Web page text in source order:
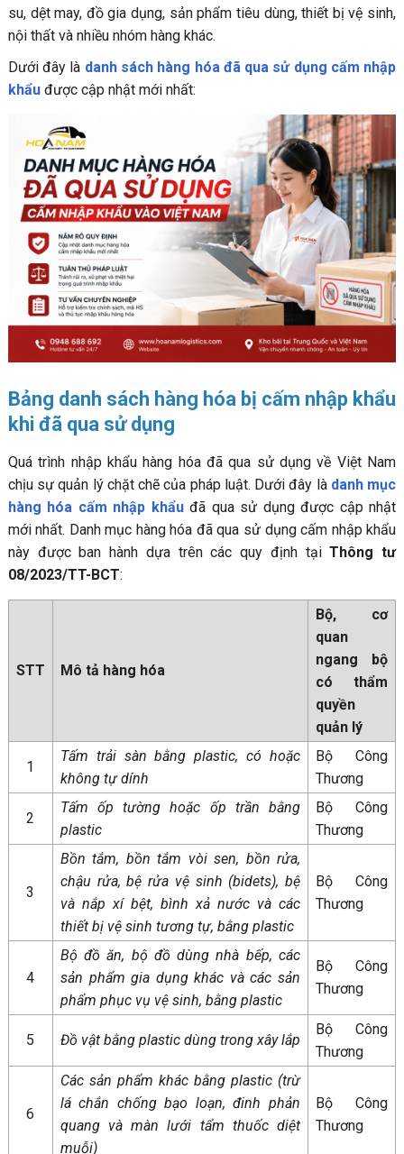
Cảnh Qua Việt Nam Không?
Hoa Nam Logistics Hỗ Trợ Tư Vấn Thủ Tục Nhập Khẩu
Hàng Hóa Trung Quốc Về Việt Nam
su, dệt may, đồ gia dụng, sản phẩm tiêu dùng, thiết bị vệ sinh,
nội thất và nhiều nhóm hàng khác.
Dưới đây là danh sách hàng hóa đã qua sử dụng cấm nhập
khẩuđược cập nhật mới nhất:
Bảng danh sách hàng hóa bị cấm nhập khẩu
khi đã qua sử dụng
Quá trình nhập khẩu hàng hóa đã qua sử dụng về Việt Nam
chịu sự quản lý chặt chẽ của pháp luật. Dưới đây là danh mục
hàng hóa cấm nhập khẩuđã qua sử dụng được cập nhật
mới nhất. Danh mục hàng hóa đã qua sử dụng cấm nhập khẩu
này được ban hành dựa trên các quy định tạiThông tư
08/2023/TT-BCT:
STT Mô tả hàng hóa
Bộ, cơ
quan
ngang bộ
có thẩm
quyền
quản lý
1
Tấm trải sàn bằng plastic, có hoặc
không tự dính
Bộ Công
Thương
2
Tấm ốp tường hoặc ốp trần bằng
plastic
Bộ Công
Thương
3
Bồn tắm, bồn tắm vòi sen, bồn rửa,
chậu rửa, bệ rửa vệ sinh (bidets), bệ
và nắp xí bệt, bình xả nước và các
thiết bị vệ sinh tương tự, bằng plastic
Bộ Công
Thương
4
Bộ đồ ăn, bộ đồ dùng nhà bếp, các
sản phẩm gia dụng khác và các sản
phẩm phục vụ vệ sinh, bằng plastic
Bộ Công
Thương
5 Đồ vật bằng plastic dùng trong xây lắp
Bộ Công
Thương
6
Các sản phẩm khác bằng plastic (trừ
lá chắn chống bạo loạn, đinh phản
quang và màn lưới tẩm thuốc diệt
muỗi)
Bộ Công
Thương